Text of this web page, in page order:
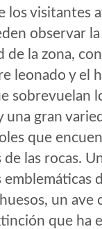
los visitantes
observar la
de la zona,
leonado y el
sobrevuelan
una gran
que
de las rocas.
emblemáticas
un ave
que ha